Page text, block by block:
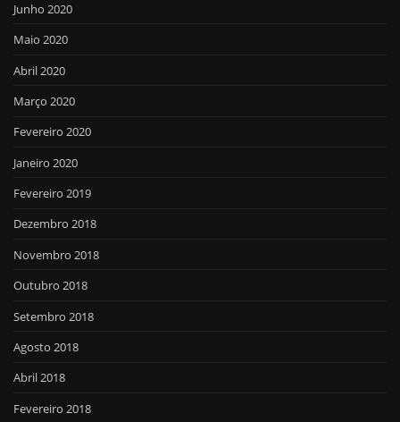
Junho 2020
Maio 2020
Abril 2020
Março 2020
Fevereiro 2020
Janeiro 2020
Fevereiro 2019
Dezembro 2018
Novembro 2018
Outubro 2018
Setembro 2018
Agosto 2018
Abril 2018
Fevereiro 2018